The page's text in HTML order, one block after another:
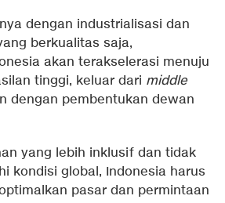
dengan industrialisasi dan
berkualitas saja,
akan terakselerasi menuju
tinggi, keluar dari middle
dengan pembentukan dewan
yang lebih inklusif dan tidak
kondisi global, Indonesia harus
pasar dan permintaan